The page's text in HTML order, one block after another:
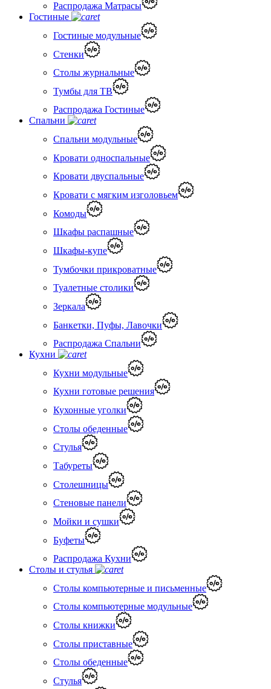
Распродажа Матрасы
Гостиные
Гостиные модульные
Стенки
Столы журнальные
Тумбы для ТВ
Распродажа Гостиные
Спальни
Спальни модульные
Кровати односпальные
Кровати двуспальные
Кровати с мягким изголовьем
Комоды
Шкафы распашные
Шкафы-купе
Тумбочки прикроватные
Туалетные столики
Зеркала
Банкетки, Пуфы, Лавочки
Распродажа Спальни
Кухни
Кухни модульные
Кухни готовые решения
Кухонные уголки
Столы обеденные
Стулья
Табуреты
Столешницы
Стеновые панели
Мойки и сушки
Буфеты
Распродажа Кухни
Столы и стулья
Столы компьютерные и письменные
Столы компьютерные модульные
Столы книжки
Столы приставные
Столы обеденные
Стулья